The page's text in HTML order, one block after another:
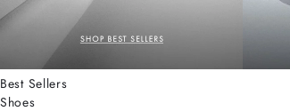
Best Sellers
Shoes